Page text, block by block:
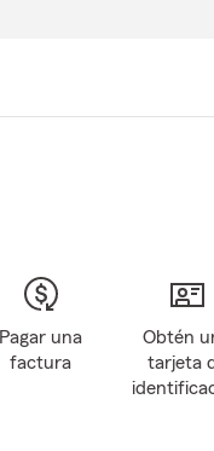
Pagar una
factura
Obtén
tarjeta